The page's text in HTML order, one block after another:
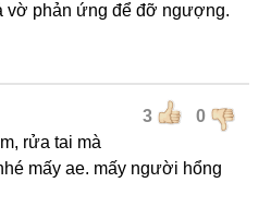
vờ phản ứng để đỡ ngượng.
3 0
rửa tai mà
mấy ae. mấy người hổng